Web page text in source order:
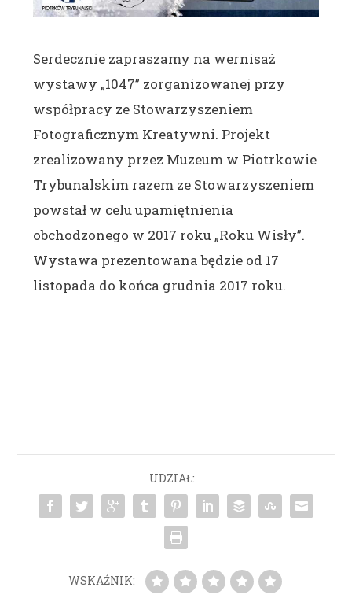
Serdecznie zapraszamy na wernisaż
wystawy „1047” zorganizowanej przy
współpracy ze Stowarzyszeniem
Fotograficznym Kreatywni. Projekt
zrealizowany przez Muzeum w Piotrkowie
Trybunalskim razem ze Stowarzyszeniem
powstał w celu upamiętnienia
obchodzonego w 2017 roku „Roku Wisły”.
Wystawa prezentowana będzie od 17
listopada do końca grudnia 2017 roku.
UDZIAŁ:
WSKAŹNIK: